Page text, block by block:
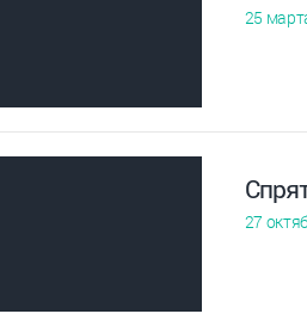
25
27